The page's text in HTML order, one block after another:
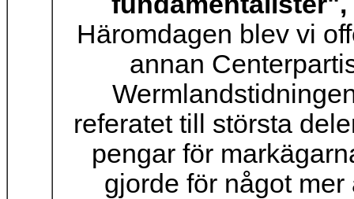
Häromdagen blev vi
annan
referatet till största
pengar för
gjorde för något